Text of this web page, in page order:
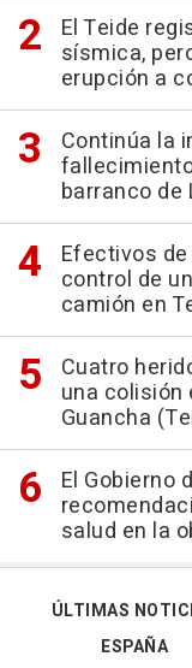
El Teide
sísmica,
erupción a
Continúa la
barranco de
Efectivos
control de
camión en
Cuatro
una colisión
Guancha
El Gobierno
salud en la
ÚLTIMAS
ESPAÑA